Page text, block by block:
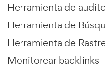
Herramienta de
Herramienta de
Herramienta de
Monitorear backlinks